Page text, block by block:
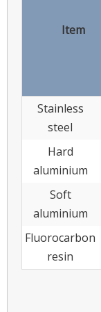
Item
Stainless
steel
Hard
aluminium
Soft
aluminium
Fluorocarbon
resin